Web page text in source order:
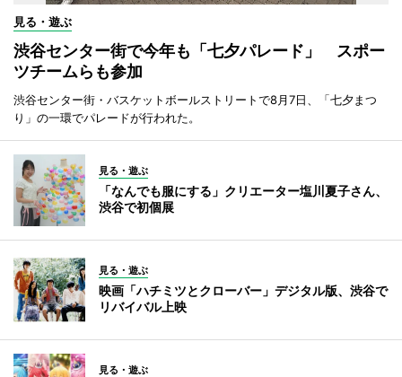
見る・遊ぶ
渋谷センター街で今年も「七夕パレード」 スポー
ツチームらも参加
渋谷センター街・バスケットボールストリートで8月7日、「七夕まつ
り」の一環でパレードが行われた。
見る・遊ぶ
「なんでも服にする」クリエーター塩川夏子さん、
渋谷で初個展
見る・遊ぶ
映画「ハチミツとクローバー」デジタル版、渋谷で
リバイバル上映
見る・遊ぶ